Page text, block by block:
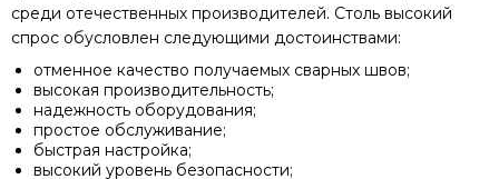
среди отечественных производителей. Столь высокий
спрос обусловлен следующими достоинствами:
отменное качество получаемых сварных швов;
высокая производительность;
надежность оборудования;
простое обслуживание;
быстрая настройка;
высокий уровень безопасности;